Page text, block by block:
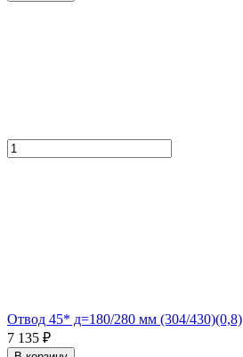
Отвод 45* д=180/280 мм (304/430)(0,8)
7 135 ₽